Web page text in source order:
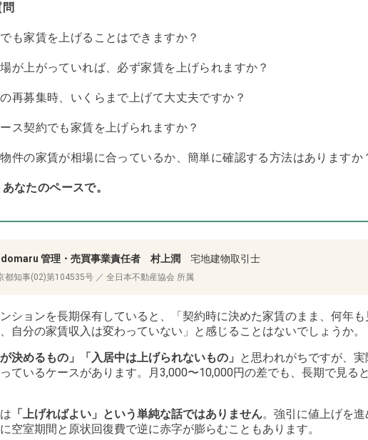
も家賃を上げることはできますか？
が上がっていれば、必ず家賃を上げられますか？
再募集時、いくらまで上げて大丈夫ですか？
ス契約でも家賃を上げられますか？
件の家賃が相場に合っているか、簡単に確認する方法はありますか
なたのペースで。
管理・売買事業責任者 村上潤 宅地建物取引士
都知事(02)第104535号 ／ 全日本不動産協会 所属
ションを長期保有していると、「契約時に決めた家賃のまま、何年
自分の家賃収入は変わっていない」と感じることはないでしょうか。
が決めるもの」「入居中は上げられないもの」 と思われがちですが、
ているケースがあります。月3,000〜10,000円の差でも、長期で見る
「上げればよい」という単純な話ではありません。強引に値上げを
空室期間と原状回復費で逆に赤字が膨らむこともあります。